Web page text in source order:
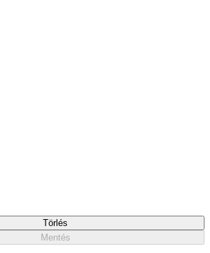
Törlés
Mentés